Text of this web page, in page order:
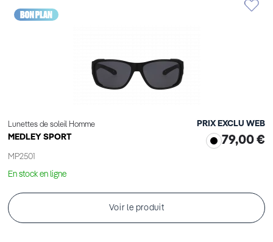
Lunettes de soleil Homme
MEDLEY SPORT
MP2501
PRIX EXCLU WEB
79,00 €
En stock en ligne
Voir le produit